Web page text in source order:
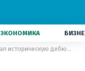
ЭКОНОМИКА
Египет одержал историческую дебютную победу на чемпионатах мира благодаря блестящей игре Салаха